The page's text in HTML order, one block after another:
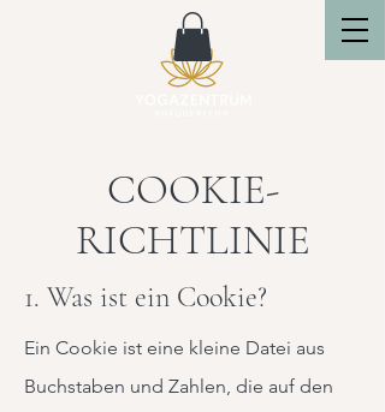
COOKIE-
RICHTLINIE
1. Was ist ein Cookie?
Ein Cookie ist eine kleine Datei aus
Buchstaben und Zahlen, die auf den